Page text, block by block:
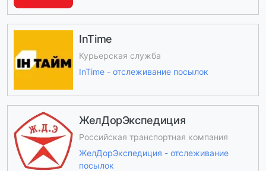
InTime
Курьерская служба
InTime - отслеживание посылок
ЖелДорЭкспедиция
Российская транспортная компания
ЖелДорЭкспедиция - отслеживание
посылок